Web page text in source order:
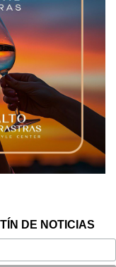
DE NOTICIAS